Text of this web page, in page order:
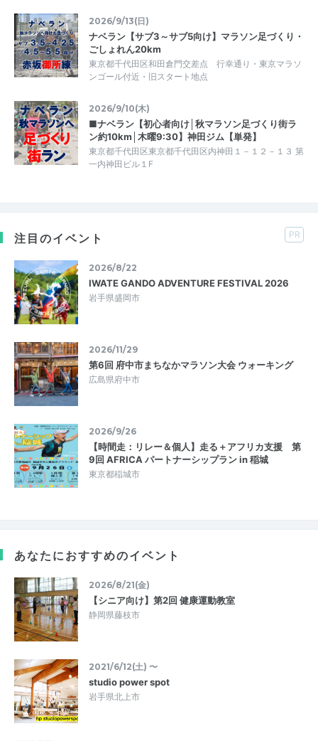
2026/9/13(日)
ナベラン【サブ3～サブ5向け】マラソン足づくり・
ごしょれん20km
東京都千代田区和田倉門交差点 行幸通り・東京マラソ
ンゴール付近・旧スタート地点
2026/9/10(木)
■ナベラン【初心者向け│秋マラソン足づくり街ラ
ン約10km│木曜9:30】神田ジム【単発】
東京都千代田区東京都千代田区内神田１－１２－１３ 第
一内神田ビル１F
注目のイベント PR
2026/8/22
IWATE GANDO ADVENTURE FESTIVAL 2026
岩手県盛岡市
2026/11/29
第6回 府中市まちなかマラソン大会 ウォーキング
広島県府中市
2026/9/26
【時間走：リレー＆個人】走る＋アフリカ支援 第
9回 AFRICA パートナーシップラン in 稲城
東京都稲城市
あなたにおすすめのイベント
2026/8/21(金)
【シニア向け】第2回 健康運動教室
静岡県藤枝市
2021/6/12(土) 〜
studio power spot
岩手県北上市